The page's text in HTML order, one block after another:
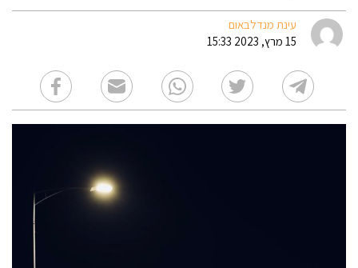
עינת מנדלבאום
15 מרץ, 2023 15:33